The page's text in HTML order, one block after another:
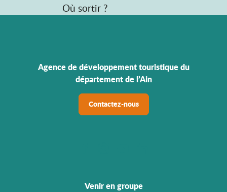
Où sortir ?
Agence de développement touristique du
département de l’Ain
Contactez-nous
Venir en groupe